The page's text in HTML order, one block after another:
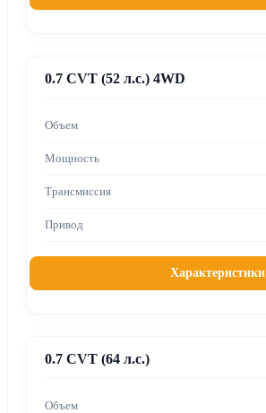
0.7 CVT (52 л.с.) 4WD
Характеристики
0.7 CVT (64 л.с.)